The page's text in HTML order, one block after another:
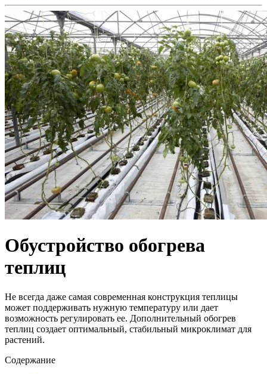
Обустройство обогрева
теплиц
Не всегда даже самая современная конструкция теплицы
может поддерживать нужную температуру или дает
возможность регулировать ее. Дополнительный обогрев
теплиц создает оптимальный, стабильный микроклимат для
растений.
Содержание